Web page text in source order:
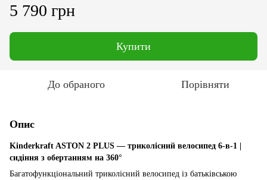
5 790 грн
Купити
До обраного Порівняти
Опис
Kinderkraft ASTON 2 PLUS — триколісний велосипед 6-в-1 |
сидіння з обертанням на 360°
Багатофункціональний триколісний велосипед із батьківською